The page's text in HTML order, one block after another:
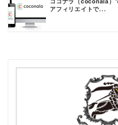
アフィリエイトで...